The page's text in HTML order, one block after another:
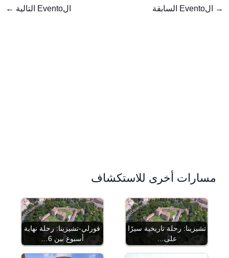
→ الEvento السابقة الEvento التالية ←
مسارات أخرى للاستكشاف
تشيزينا: رحلة تاريخية سيرًا
على…
فورلي-تشيزينا: رحلة نهاية
أسبوع بين 6…